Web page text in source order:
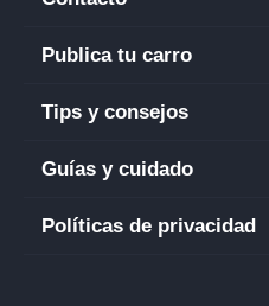
Publica tu carro
Tips y consejos
Guías y cuidado
Políticas de privacidad